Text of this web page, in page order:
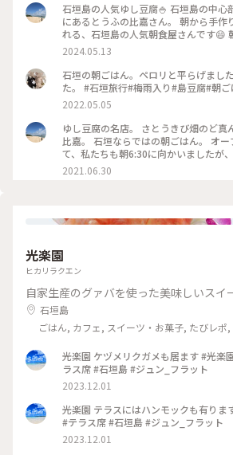
石垣島の人気ゆし豆腐🍚 石垣島の中心
にあるとうふの比嘉さん。 朝から手作
れる、石垣島の人気朝食屋さんです😄
ますが、毎日朝から行列で、9時くら
ます😅 サトウキビ畑のど真ん中にあっ
屋のような感じで、雰囲気抜群です😄
2024.05.13
石垣の朝ごはん。ペロリと平らげまし
た。 #石垣旅行#梅雨入り#島豆腐#朝ご
2022.05.05
ゆし豆腐の名店。 さとうきび畑のど真
比嘉。 石垣ならではの朝ごはん。 オ
て、私たちも朝6:30に向かいましたが
おばあたちが手作りするやさしいお味
り切れ次第終了なので、お昼前にはな
さらしで雰囲気も最高です✨ #朝ごはん
2021.06.30
光楽園
ヒカリラクエン
自家生産のグァバを使った美味しいスイ
石垣島
ごはん, カフェ, スイーツ・お菓子, たびレポ,
光楽園 ケヅメリクガメも居ます #光楽園 #ケヅメリクガメ #
ラス席 #石垣島 #ジュン_フラット
2023.12.01
光楽園 テラスにはハンモックも有ります #光楽園
#テラス席 #石垣島 #ジュン_フラット
2023.12.01